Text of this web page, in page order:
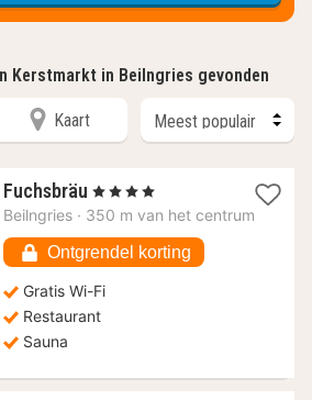
Kerstmarkt in Beilngries gevonden
Kaart
Fuchsbräu 1
nacht
131,78
€
, 4 Sterren
Beilngries · 350 m van het centrum
Ontgrendel korting
Gratis Wi-Fi
Restaurant
Sauna